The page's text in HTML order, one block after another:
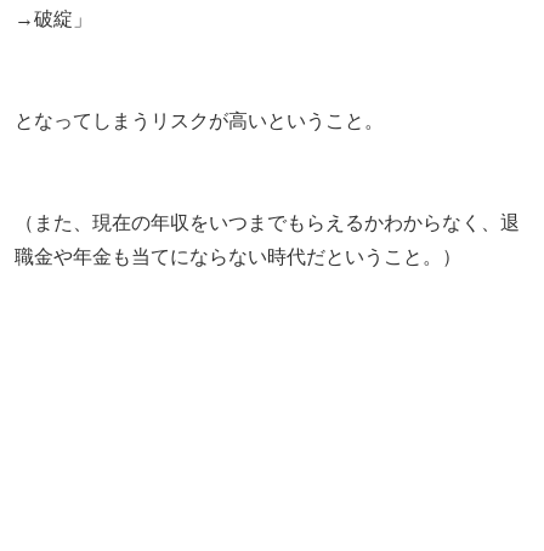
→破綻」
となってしまうリスクが高いということ。
（また、現在の年収をいつまでもらえるかわからなく、退
職金や年金も当てにならない時代だということ。）